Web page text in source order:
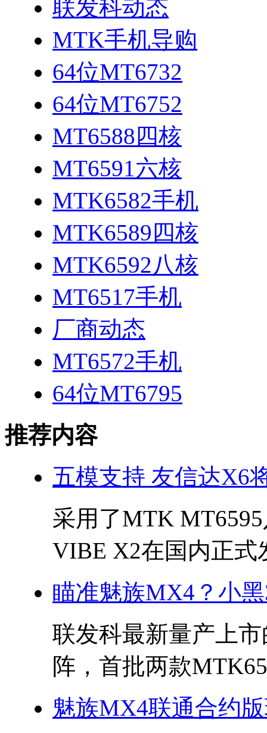
联发科动态
MTK手机导购
64位MT6732
64位MT6752
MT6588四核
MT6591六核
MTK6582手机
MTK6589四核
MTK6592八核
MT6517手机
厂商动态
MT6572手机
64位MT6795
推荐内容
五模支持 友信达X6
采用了MTK
VIBE X2在国内正式
瞄准魅族MX4？小
联发科最新量产上
阵，首批两款
魅族MX4联通合约